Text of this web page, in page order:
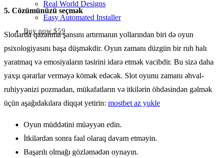
Real World Designs
Easy Automated Installer
Buy now $59
5. Cözümünüzü seçmək
Slotlarda qazanma şansını artırmanın yollarından biri də oyun
psixologiyasını başa düşməkdir. Oyun zamanı düzgün bir ruh halı
yaratmaq və emosiyaların təsirini idarə etmək vacibdir. Bu sizə daha
yaxşı qərarlar verməyə kömək edəcək. Slot oyunu zamanı əhval-
ruhiyyənizi pozmadan, mükafatların və itkilərin öhdəsindən gəlmək
üçün aşağıdakılara diqqət yetirin: mostbet az yukle
Oyun müddətini müəyyən edin.
İtkilərdən sonra fəal olaraq davam etməyin.
Başarılı olmağı gözləmədən oynayın.